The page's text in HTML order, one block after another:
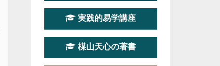
この講座はただ今募集中です。
第19期立命塾実践的四柱推
命学講座
2026-03-20～2026-07-19
実践的易学講座
楳山天心の著書